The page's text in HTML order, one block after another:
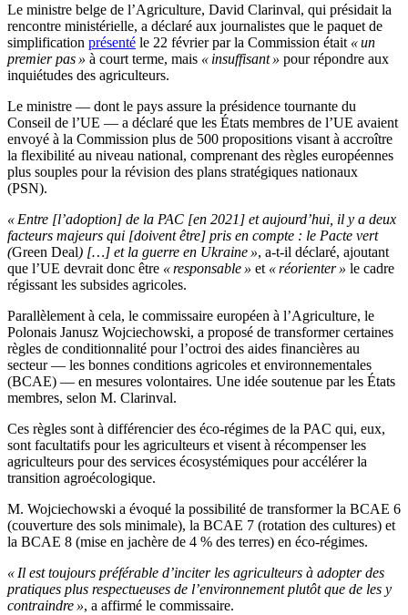
Le ministre belge de l’Agriculture, David Clarinval, qui présidait la
rencontre ministérielle, a déclaré aux journalistes que le paquet de
simplification présenté le 22 février par la Commission était « un
premier pas » à court terme, mais « insuffisant » pour répondre aux
inquiétudes des agriculteurs.
Le ministre — dont le pays assure la présidence tournante du
Conseil de l’UE — a déclaré que les États membres de l’UE avaient
envoyé à la Commission plus de 500 propositions visant à accroître
la flexibilité au niveau national, comprenant des règles européennes
plus souples pour la révision des plans stratégiques nationaux
(PSN).
« Entre [l’adoption] de la PAC [en 2021] et aujourd’hui, il y a deux
facteurs majeurs qui [doivent être] pris en compte : le Pacte vert
(Green Deal) […] et la guerre en Ukraine », a-t-il déclaré, ajoutant
que l’UE devrait donc être « responsable » et « réorienter » le cadre
régissant les subsides agricoles.
Parallèlement à cela, le commissaire européen à l’Agriculture, le
Polonais Janusz Wojciechowski, a proposé de transformer certaines
règles de conditionnalité pour l’octroi des aides financières au
secteur — les bonnes conditions agricoles et environnementales
(BCAE) — en mesures volontaires. Une idée soutenue par les États
membres, selon M. Clarinval.
Ces règles sont à différencier des éco-régimes de la PAC qui, eux,
sont facultatifs pour les agriculteurs et visent à récompenser les
agriculteurs pour des services écosystémiques pour accélérer la
transition agroécologique.
M. Wojciechowski a évoqué la possibilité de transformer la BCAE 6
(couverture des sols minimale), la BCAE 7 (rotation des cultures) et
la BCAE 8 (mise en jachère de 4 % des terres) en éco-régimes.
« Il est toujours préférable d’inciter les agriculteurs à adopter des
pratiques plus respectueuses de l’environnement plutôt que de les y
contraindre », a affirmé le commissaire.